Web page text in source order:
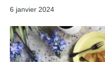
6 janvier 2024